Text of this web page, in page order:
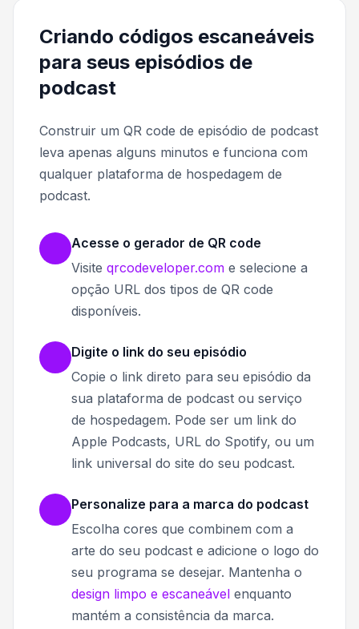
Criando códigos escaneáveis
para seus episódios de
podcast
Construir um QR code de episódio de podcast
leva apenas alguns minutos e funciona com
qualquer plataforma de hospedagem de
podcast.
Acesse o gerador de QR code
Visite qrcodeveloper.com e selecione a
opção URL dos tipos de QR code
disponíveis.
Digite o link do seu episódio
Copie o link direto para seu episódio da
sua plataforma de podcast ou serviço
de hospedagem. Pode ser um link do
Apple Podcasts, URL do Spotify, ou um
link universal do site do seu podcast.
Personalize para a marca do podcast
Escolha cores que combinem com a
arte do seu podcast e adicione o logo do
seu programa se desejar. Mantenha o
design limpo e escaneável enquanto
mantém a consistência da marca.